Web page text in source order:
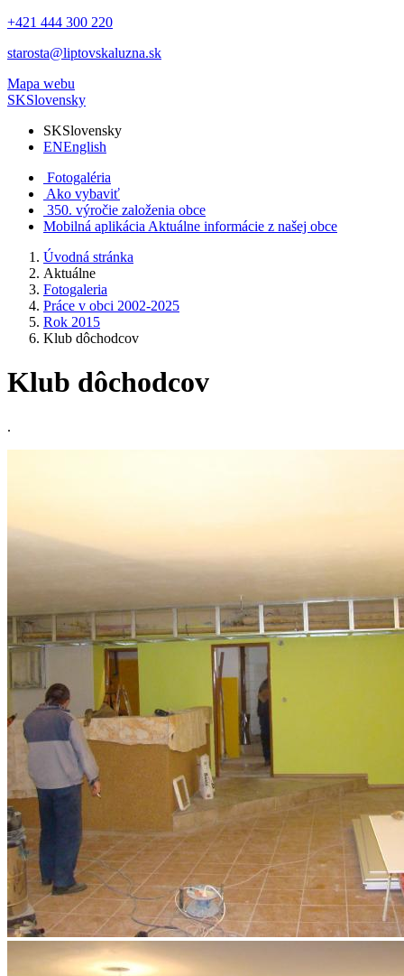
+421 444 300 220
starosta@liptovskaluzna.sk
Mapa webu
SKSlovensky
SKSlovensky
ENEnglish
Fotogaléria
Ako vybaviť
350. výročie založenia obce
Mobilná aplikácia Aktuálne informácie z našej obce
Úvodná stránka
Aktuálne
Fotogaleria
Práce v obci 2002-2025
Rok 2015
Klub dôchodcov
Klub dôchodcov
.